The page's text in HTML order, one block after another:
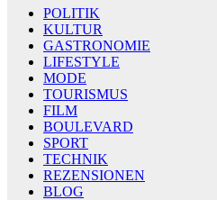
POLITIK
KULTUR
GASTRONOMIE
LIFESTYLE
MODE
TOURISMUS
FILM
BOULEVARD
SPORT
TECHNIK
REZENSIONEN
BLOG